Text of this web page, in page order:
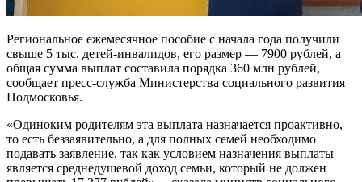
Региональное ежемесячное пособие с начала года получили
свыше 5 тыс. детей-инвалидов, его размер — 7900 рублей, а
общая сумма выплат составила порядка 360 млн рублей,
сообщает пресс-служба Министерства социального развития
Подмосковья.
«Одиноким родителям эта выплата назначается проактивно,
то есть беззаявительно, а для полных семей необходимо
подавать заявление, так как условием назначения выплаты
является среднедушевой доход семьи, который не должен